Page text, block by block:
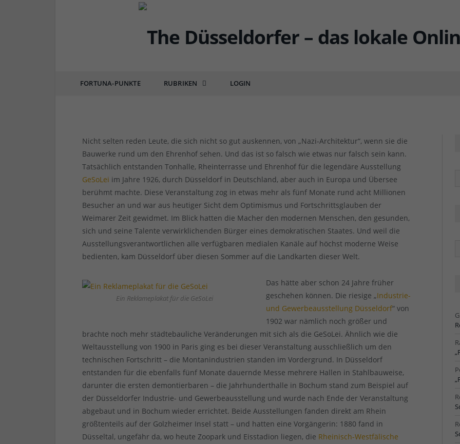
FORTUNA-PUNKTE RUBRIKEN LOGIN
DÜSSEL-HISTÖRCHEN
GeSoLei 1926 – die Ausstellung, die Düsseldorf in
Nicht selten reden Leute, die sich nicht so gut auskennen, von „Nazi-Architektur“, wenn sie die
Bauwerke rund um den Ehrenhof sehen. Und das ist so falsch wie etwas nur falsch sein kann.
Tatsächlich entstanden Tonhalle, Rheinterrasse und Ehrenhof für die legendäre Ausstellung
GeSoLei im Jahre 1926, durch Düsseldorf in Deutschland, aber auch in Europa und Übersee
berühmt machte. Diese Veranstaltung zog in etwas mehr als fünf Monate rund acht Millionen
Besucher an und war aus heutiger Sicht dem Optimismus und Fortschrittsglauben der
Weimarer Zeit gewidmet. Im Blick hatten die Macher den modernen Menschen, den gesunden,
sich und seine Talente verwirklichenden Bürger eines demokratischen Staates. Und weil die
Ausstellungsverantwortlichen alle verfügbaren medialen Kanäle auf höchst moderne Weise
bedienten, kam Düsseldorf über diesen Sommer auf die Landkarten dieser Welt.
Ein Reklameplakat für die GeSoLei
Das hätte aber schon 24 Jahre früher
geschehen können. Die riesige „Industrie-
und Gewerbeausstellung Düsseldorf“ von
1902 war nämlich noch größer und
brachte noch mehr städtebauliche Veränderungen mit sich als die GeSoLei. Ähnlich wie die
Weltausstellung von 1900 in Paris ging es bei dieser Veranstaltung ausschließlich um den
technischen Fortschritt – die Montanindustrien standen im Vordergrund. In Düsseldorf
entstanden für die ebenfalls fünf Monate dauernde Messe mehrere Hallen in Stahlbauweise,
darunter die ersten demontierbaren – die Jahrhunderthalle in Bochum stand zum Beispiel auf
der Düsseldorfer Industrie- und Gewerbeausstellung und wurde nach Ende der Veranstaltung
abgebaut und in Bochum wieder errichtet. Beide Ausstellungen fanden direkt am Rhein
größtenteils auf der Golzheimer Insel statt – und hatten eine Vorgängerin: 1880 fand in
Düsseltal, ungefähr da, wo heute Zoopark und Eisstadion liegen, die Rheinisch-Westfälische